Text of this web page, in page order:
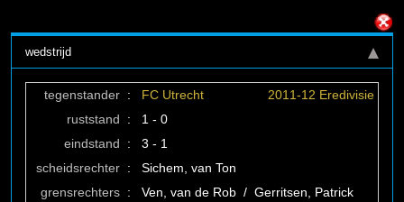
wedstrijd
tegenstander : FC Utrecht
2011-12 Eredivisie
ruststand
:
1 - 0
eindstand
:
3 - 1
scheidsrechter :
Sichem, van Ton
grensrechters :
Ven, van de Rob / Gerritsen, Patrick